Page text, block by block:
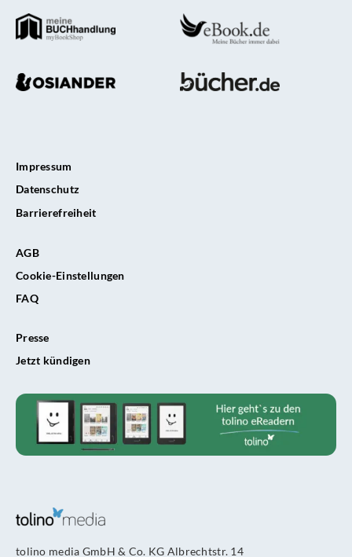
Impressum
Datenschutz
Barrierefreiheit
AGB
Cookie-Einstellungen
FAQ
Presse
Jetzt kündigen
tolino media GmbH & Co. KG Albrechtstr. 14